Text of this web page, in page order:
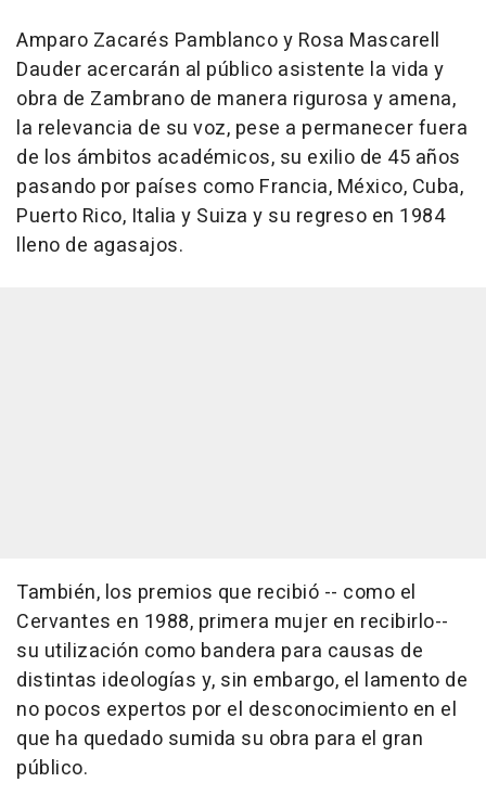
Amparo Zacarés Pamblanco y Rosa Mascarell
Dauder acercarán al público asistente la vida y
obra de Zambrano de manera rigurosa y amena,
la relevancia de su voz, pese a permanecer fuera
de los ámbitos académicos, su exilio de 45 años
pasando por países como Francia, México, Cuba,
Puerto Rico, Italia y Suiza y su regreso en 1984
lleno de agasajos.
También, los premios que recibió -- como el
Cervantes en 1988, primera mujer en recibirlo--
su utilización como bandera para causas de
distintas ideologías y, sin embargo, el lamento de
no pocos expertos por el desconocimiento en el
que ha quedado sumida su obra para el gran
público.